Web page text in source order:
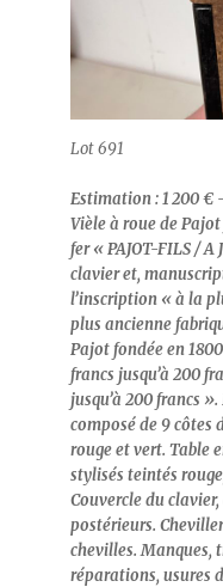
Lot 691
Estimation : 1 200 €
Vièle à roue de
fer « PAJOT-FILS /
clavier et,
l’inscription « à la
plus ancienne
Pajot fondée en
francs jusqu’à 200
jusqu’à 200 francs
composé de 9 côtes
rouge et vert. Table
stylisés teintés
Couvercle du
postérieurs.
chevilles. Manques,
réparations, usures